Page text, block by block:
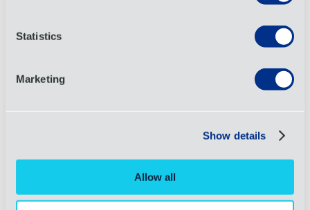
Statistics
Marketing
Show details
Allow all